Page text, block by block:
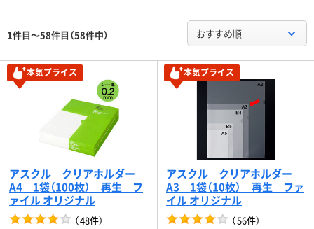
1件目～58件目（58件中） おすすめ順
本気プライス
アスクル クリアホルダー
A4 1袋（100枚） 再生 フ
ァイル オリジナル
（48件）
本気プライス
アスクル クリアホルダー
A3 1袋（10枚） 再生 ファ
イル オリジナル
（56件）